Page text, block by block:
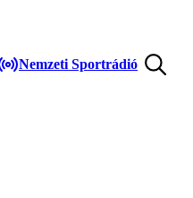
Nemzeti Sportrádió